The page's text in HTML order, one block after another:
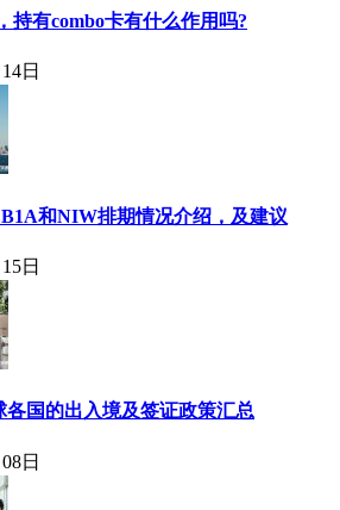
持有combo卡有什么作用吗?
日
和NIW排期情况介绍，及建议
日
各国的出入境及签证政策汇总
日